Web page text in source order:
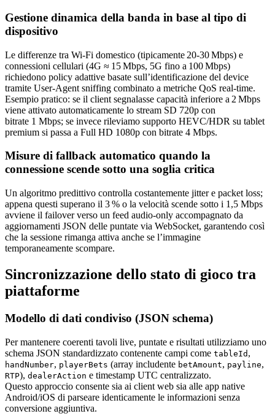
Gestione dinamica della banda in base al tipo di
dispositivo
Le differenze tra Wi‑Fi domestico (tipicamente 20‑30 Mbps) e
connessioni cellulari (4G ≈ 15 Mbps, 5G fino a 100 Mbps)
richiedono policy adattive basate sull’identificazione del device
tramite User-Agent sniffing combinato a metriche QoS real‑time.
Esempio pratico: se il client segnalasse capacità inferiore a 2 Mbps
viene attivato automaticamente lo stream SD 720p con
bitrate 1 Mbps; se invece rileviamo supporto HEVC/HDR su tablet
premium si passa a Full HD 1080p con bitrate 4 Mbps.
Misure di fallback automatico quando la
connessione scende sotto una soglia critica
Un algoritmo predittivo controlla costantemente jitter e packet loss;
appena questi superano il 3 % o la velocità scende sotto i 1,5 Mbps
avviene il failover verso un feed audio‑only accompagnato da
aggiornamenti JSON delle puntate via WebSocket, garantendo così
che la sessione rimanga attiva anche se l’immagine
temporaneamente scompare.
Sincronizzazione dello stato di gioco tra
piattaforme
Modello di dati condiviso (JSON schema)
Per mantenere coerenti tavoli live, puntate e risultati utilizziamo uno
schema JSON standardizzato contenente campi come tableId ,
handNumber, playerBets (array includente betAmount, payline,
RTP), dealerAction e timestamp UTC centralizzato.
Questo approccio consente sia ai client web sia alle app native
Android/iOS di parseare identicamente le informazioni senza
conversione aggiuntiva.